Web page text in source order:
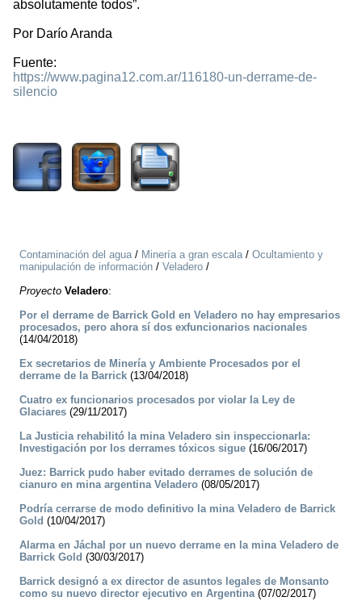
absolutamente todos”.
Por Darío Aranda
Fuente:
https://www.pagina12.com.ar/116180-un-derrame-de-
silencio
Contaminación del agua/ Minería a gran escala/ Ocultamiento y
manipulación de información / Veladero /
Proyecto Veladero:
Por el derrame de Barrick Gold en Veladero no hay empresarios
procesados, pero ahora sí dos exfuncionarios nacionales
(14/04/2018)
Ex secretarios de Minería y Ambiente Procesados por el
derrame de la Barrick (13/04/2018)
Cuatro ex funcionarios procesados por violar la Ley de
Glaciares (29/11/2017)
La Justicia rehabilitó la mina Veladero sin inspeccionarla:
Investigación por los derrames tóxicos sigue (16/06/2017)
Juez: Barrick pudo haber evitado derrames de solución de
cianuro en mina argentina Veladero (08/05/2017)
Podría cerrarse de modo definitivo la mina Veladero de Barrick
Gold (10/04/2017)
Alarma en Jáchal por un nuevo derrame en la mina Veladero de
Barrick Gold (30/03/2017)
Barrick designó a ex director de asuntos legales de Monsanto
como su nuevo director ejecutivo en Argentina(07/02/2017)